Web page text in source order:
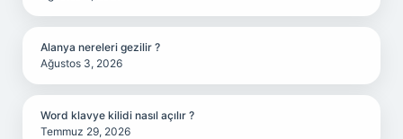
Alanya nereleri gezilir ?
Ağustos 3, 2026
Word klavye kilidi nasıl açılır ?
Temmuz 29, 2026